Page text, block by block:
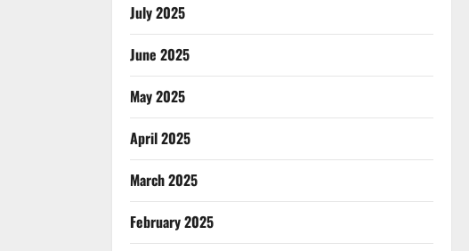
July 2025
June 2025
May 2025
April 2025
March 2025
February 2025